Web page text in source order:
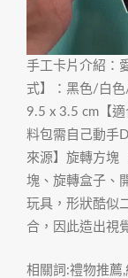
手工卡片介紹：
式】：黑色/白
9.5 x 3.5 cm【
料包需自己動手
來源】旋轉方塊
塊、旋轉盒子、
玩具，形狀酷似
合，因此造出視
相關詞:禮物推薦,